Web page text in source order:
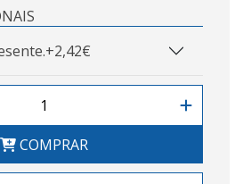
+2,42€
COMPRAR